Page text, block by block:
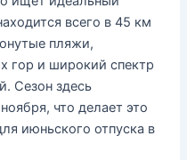
всего в 45 км
пляжи,
гор и широкий спектр
Сезон здесь
что делает это
июньского отпуска в